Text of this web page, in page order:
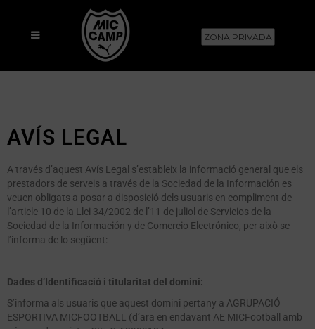
ZONA PRIVADA
AVÍS LEGAL
A través d’aquest Avís Legal s’estableix la informació general que els
prestadors de serveis a través de la Sociedad de la Información es
veuen obligats a posar a disposició dels usuaris en compliment de
l’article 10 de la Llei 34/2002 de l’11 de juliol de Servicios de la
Sociedad de la Información y de Comercio Electrónico, per això se
l’informa de lo següent:
Dades d’Identificació i titularitat del domini:
S’informa als usuaris que aquest domini pertany a AGRUPACIÓ
ESPORTIVA MICFOOTBALL (d’ara en endavant AE MICFootball amb